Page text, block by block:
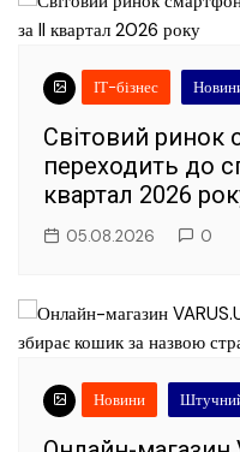
ІТ-бізнес
Світовий ринок
переходить до
квартал 2026
05.08.2026 0
Новини